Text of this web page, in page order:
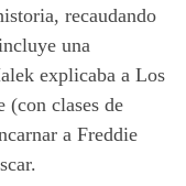
recaudando
una
explicaba a Los
(con clases de
a Freddie